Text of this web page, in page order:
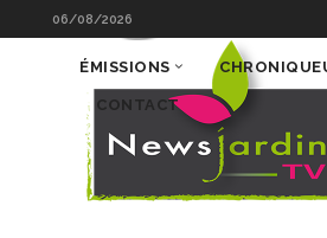
06/08/2026
ÉMISSIONS
CONTACT